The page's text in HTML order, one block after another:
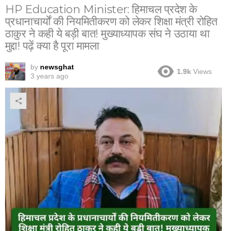
HP Education Minister: हिमाचल प्रदेश के
प्रधानाचार्यों की नियमितीकरण को लेकर शिक्षा मंत्री रोहित
ठाकुर ने कही ये बड़ी बात! मुख्याध्यापक संघ ने उठाया था
मुद्दा! पढ़ें क्या है पूरा मामला
by newsghat
3 years ago
1.9k Views